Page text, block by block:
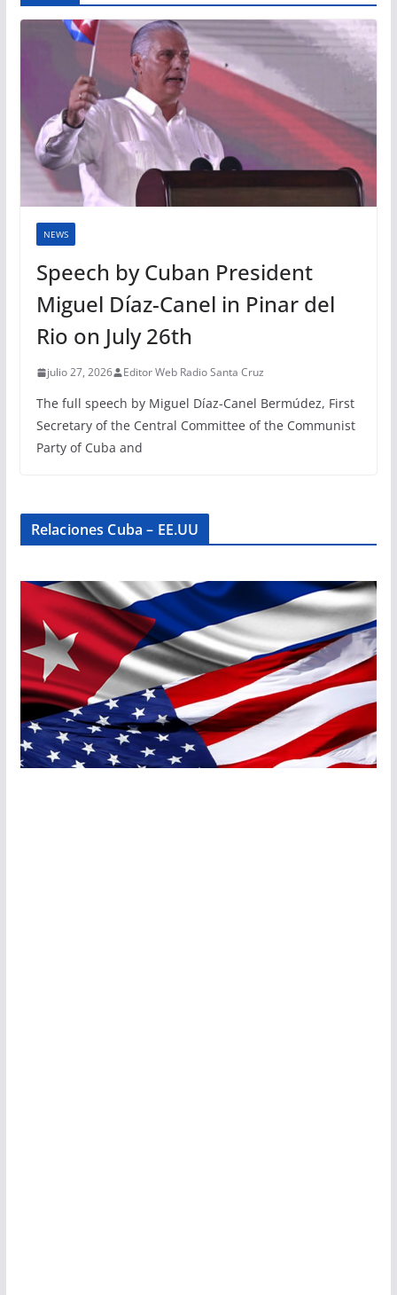
NEWS
Speech by Cuban President
Miguel Díaz-Canel in Pinar del
Rio on July 26th
julio 27, 2026 Editor Web Radio Santa Cruz
The full speech by Miguel Díaz-Canel Bermúdez, First
Secretary of the Central Committee of the Communist
Party of Cuba and
Relaciones Cuba – EE.UU